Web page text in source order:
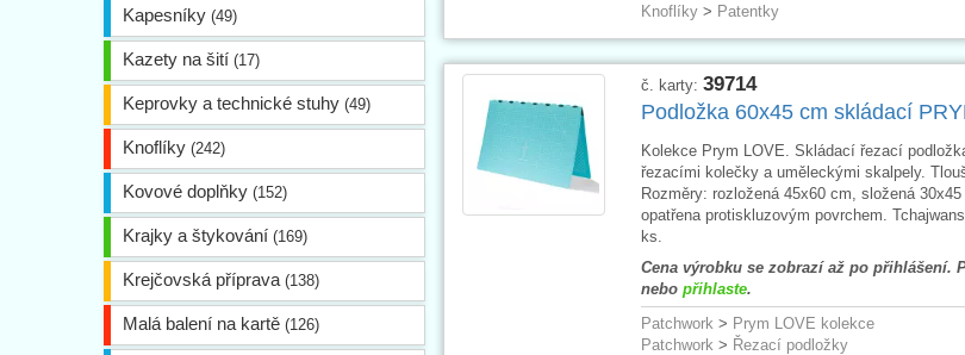
Kapesníky (49)
Kazety na šití (17)
Keprovky a technické stuhy (49)
Knoflíky (242)
Kovové doplňky (152)
Krajky a štykování (169)
Krejčovská příprava (138)
Malá balení na kartě (126)
Knoflíky> Patentky
č. karty: 39714
Podložka 60x45 cm skládací
Kolekce Prym LOVE. Skládací řezací
řezacími kolečky a uměleckými skalpely.
Rozměry: rozložená 45x60 cm, složená
opatřena protiskluzovým povrchem.
ks.
Cena výrobku se zobrazí až po přihlášení.
nebo přihlaste.
Patchwork > Prym LOVE kolekce
Patchwork > Řezací podložky